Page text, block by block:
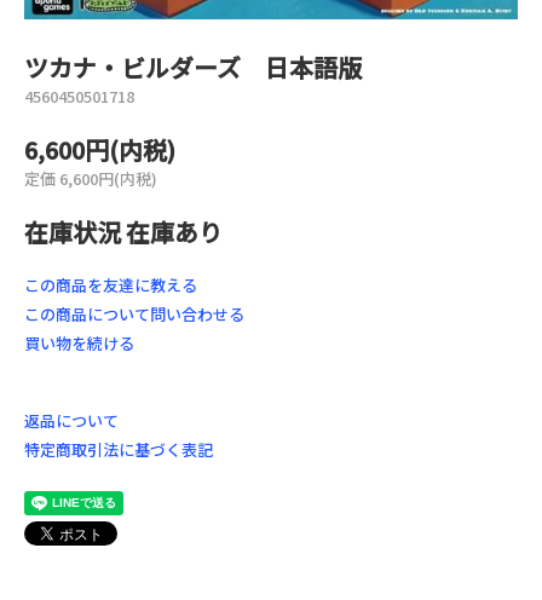
ツカナ・ビルダーズ 日本語版
4560450501718
6,600円(内税)
定価 6,600円(内税)
在庫状況 在庫あり
この商品を友達に教える
この商品について問い合わせる
買い物を続ける
返品について
特定商取引法に基づく表記